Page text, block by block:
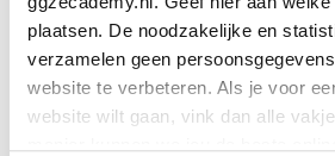
plaatsen. De noodzakelijke en
verzamelen geen
website te verbeteren. Als je voor
website wilt gaan, vink dan alle